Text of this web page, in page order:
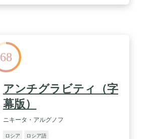
68
アンチグラビティ（字
幕版）
ニキータ・アルグノフ
ロシア ロシア語